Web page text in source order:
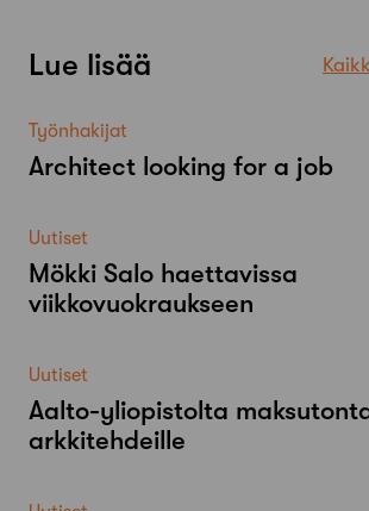
Lue lisää
Työnhakijat
Architect looking for a job
Uutiset
Mökki Salo haettavissa
viikkovuokraukseen
Uutiset
Aalto-​yliopistolta
arkkitehdeille